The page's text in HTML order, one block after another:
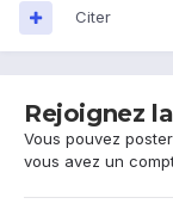
Citer
Rejoignez
Vous pouvez
vous avez un